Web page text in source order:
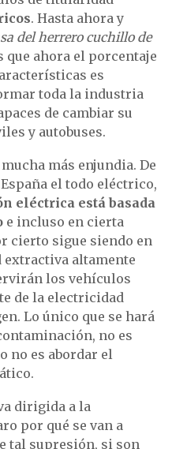
. Hasta ahora y
del herrero cuchillo de
que ahora el porcentaje
es
toda la industria
de cambiar su
y autobuses.
más enjundia. De
el todo eléctrico,
eléctrica está basada
e incluso en cierta
cierto sigue siendo en
altamente
los vehículos
de la electricidad
Lo único que se hará
no es
no es abordar el
dirigida a la
por qué se van a
tal supresión, si son